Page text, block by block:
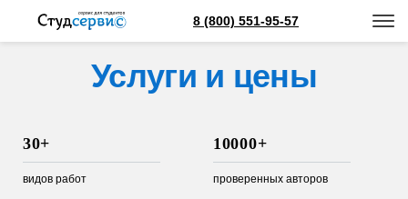
8 (800) 551-95-57
Услуги и цены
30+
видов работ
10000+
проверенных авторов